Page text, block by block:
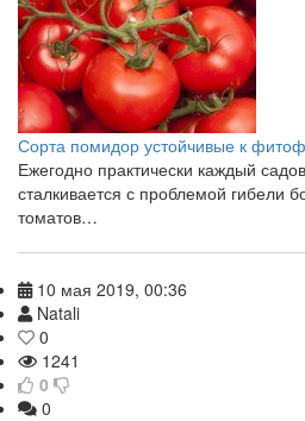
Сорта помидор устойчивые к
Ежегодно практически каждый
сталкивается с проблемой гибели
томатов…
10 мая 2019, 00:36
Natali
0
1241
0
0